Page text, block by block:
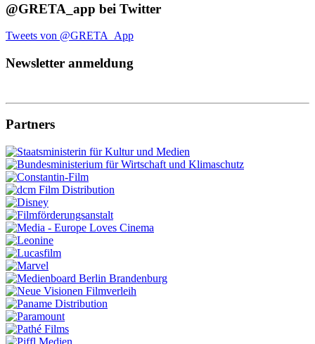
@GRETA_app bei Twitter
Tweets von @GRETA_App
Newsletter anmeldung
Partners